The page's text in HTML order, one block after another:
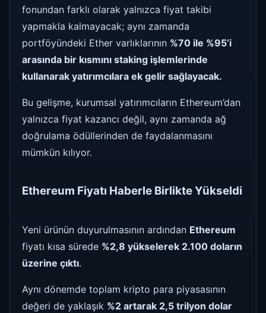
fonundan farklı olarak yalnızca fiyat takibi
yapmakla kalmayacak; aynı zamanda
portföyündeki Ether varlıklarının %70 ile %95’i
arasında bir kısmını staking işlemlerinde
kullanarak yatırımcılara ek gelir sağlayacak.
Bu gelişme, kurumsal yatırımcıların Ethereum’dan
yalnızca fiyat kazancı değil, aynı zamanda ağ
doğrulama ödüllerinden de faydalanmasını
mümkün kılıyor.
Ethereum Fiyatı Haberle Birlikte Yükseldi
Yeni ürünün duyurulmasının ardından Ethereum
fiyatı kısa sürede %2,8 yükselerek 2.100 doların
üzerine çıktı.
Aynı dönemde toplam kripto para piyasasının
değeri de yaklaşık %2 artarak 2,5 trilyon dolar